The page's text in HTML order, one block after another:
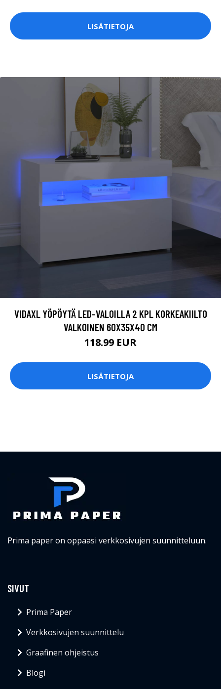
LISÄTIETOJA
VIDAXL YÖPÖYTÄ LED-VALOILLA 2 KPL KORKEAKIILTO
VALKOINEN 60X35X40 CM
118.99 EUR
LISÄTIETOJA
Prima paper on oppaasi verkkosivujen suunnitteluun.
SIVUT
Prima Paper
Verkkosivujen suunnittelu
Graafinen ohjeistus
Blogi